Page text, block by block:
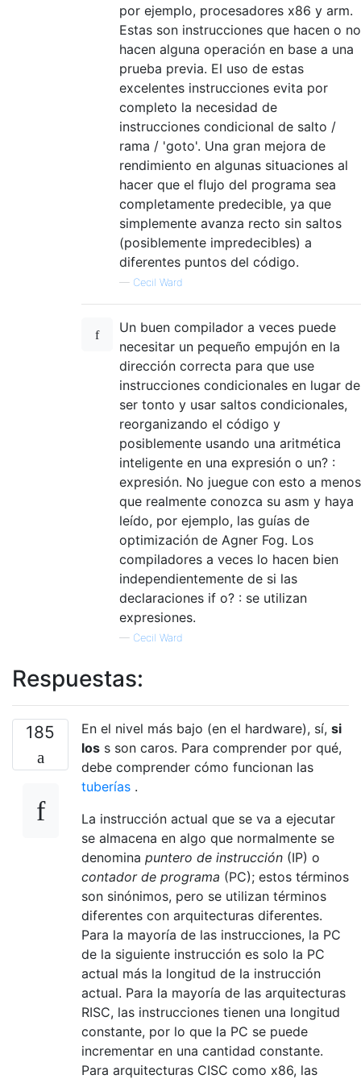
por ejemplo, procesadores x86 y arm.
Estas son instrucciones que hacen o no
hacen alguna operación en base a una
prueba previa. El uso de estas
excelentes instrucciones evita por
completo la necesidad de
instrucciones condicional de salto /
rama / 'goto'. Una gran mejora de
rendimiento en algunas situaciones al
hacer que el flujo del programa sea
completamente predecible, ya que
simplemente avanza recto sin saltos
(posiblemente impredecibles) a
diferentes puntos del código.
— Cecil Ward
Un buen compilador a veces puede
necesitar un pequeño empujón en la
dirección correcta para que use
instrucciones condicionales en lugar de
ser tonto y usar saltos condicionales,
reorganizando el código y
posiblemente usando una aritmética
inteligente en una expresión o un? :
expresión. No juegue con esto a menos
que realmente conozca su asm y haya
leído, por ejemplo, las guías de
optimización de Agner Fog. Los
compiladores a veces lo hacen bien
independientemente de si las
declaraciones if o? : se utilizan
expresiones.
— Cecil Ward
Respuestas:
185 En el nivel más bajo (en el hardware), sí, si
los s son caros. Para comprender por qué,
debe comprender cómo funcionan las
tuberías .
La instrucción actual que se va a ejecutar
se almacena en algo que normalmente se
denomina puntero de instrucción (IP) o
contador de programa (PC); estos términos
son sinónimos, pero se utilizan términos
diferentes con arquitecturas diferentes.
Para la mayoría de las instrucciones, la PC
de la siguiente instrucción es solo la PC
actual más la longitud de la instrucción
actual. Para la mayoría de las arquitecturas
RISC, las instrucciones tienen una longitud
constante, por lo que la PC se puede
incrementar en una cantidad constante.
Para arquitecturas CISC como x86, las